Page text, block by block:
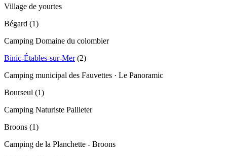
Village de yourtes
Bégard (1)
Camping Domaine du colombier
Binic-Étables-sur-Mer (2)
Camping municipal des Fauvettes · Le Panoramic
Bourseul (1)
Camping Naturiste Pallieter
Broons (1)
Camping de la Planchette - Broons